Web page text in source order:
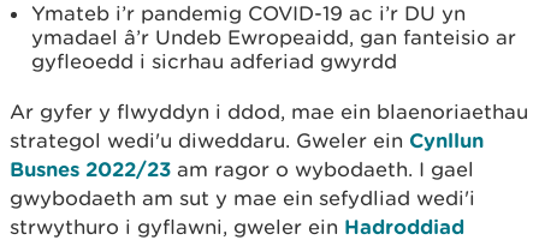
Ymateb i’r pandemig COVID-19 ac i’r DU yn
ymadael â’r Undeb Ewropeaidd, gan fanteisio ar
gyfleoedd i sicrhau adferiad gwyrdd
Ar gyfer y flwyddyn i ddod, mae ein blaenoriaethau
strategol wedi'u diweddaru. Gweler ein Cynllun
Busnes 2022/23 am ragor o wybodaeth. I gael
gwybodaeth am sut y mae ein sefydliad wedi'i
strwythuro i gyflawni, gweler ein Hadroddiad